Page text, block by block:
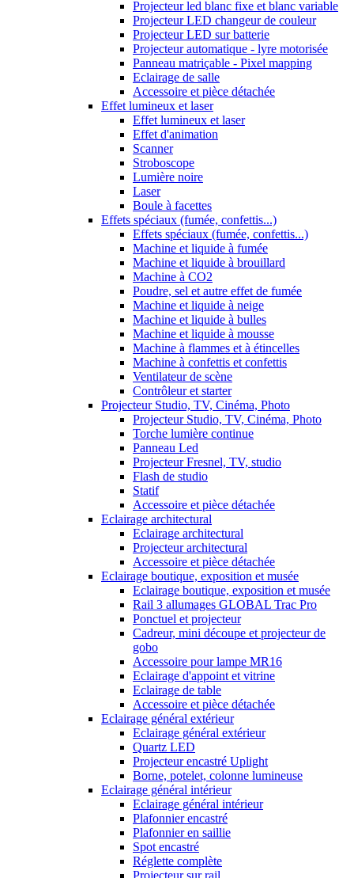
Projecteur led blanc fixe et blanc variable
Projecteur LED changeur de couleur
Projecteur LED sur batterie
Projecteur automatique - lyre motorisée
Panneau matriçable - Pixel mapping
Eclairage de salle
Accessoire et pièce détachée
Effet lumineux et laser
Effet lumineux et laser
Effet d'animation
Scanner
Stroboscope
Lumière noire
Laser
Boule à facettes
Effets spéciaux (fumée, confettis...)
Effets spéciaux (fumée, confettis...)
Machine et liquide à fumée
Machine et liquide à brouillard
Machine à CO2
Poudre, sel et autre effet de fumée
Machine et liquide à neige
Machine et liquide à bulles
Machine et liquide à mousse
Machine à flammes et à étincelles
Machine à confettis et confettis
Ventilateur de scène
Contrôleur et starter
Projecteur Studio, TV, Cinéma, Photo
Projecteur Studio, TV, Cinéma, Photo
Torche lumière continue
Panneau Led
Projecteur Fresnel, TV, studio
Flash de studio
Statif
Accessoire et pièce détachée
Eclairage architectural
Eclairage architectural
Projecteur architectural
Accessoire et pièce détachée
Eclairage boutique, exposition et musée
Eclairage boutique, exposition et musée
Rail 3 allumages GLOBAL Trac Pro
Ponctuel et projecteur
Cadreur, mini découpe et projecteur de
gobo
Accessoire pour lampe MR16
Eclairage d'appoint et vitrine
Eclairage de table
Accessoire et pièce détachée
Eclairage général extérieur
Eclairage général extérieur
Quartz LED
Projecteur encastré Uplight
Borne, potelet, colonne lumineuse
Eclairage général intérieur
Eclairage général intérieur
Plafonnier encastré
Plafonnier en saillie
Spot encastré
Réglette complète
Projecteur sur rail